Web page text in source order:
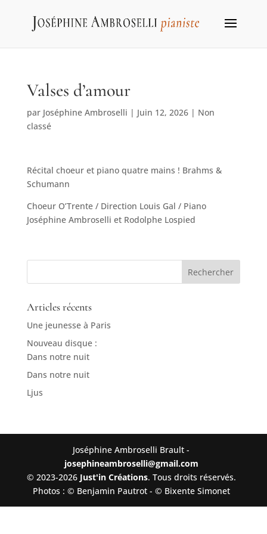
Valses d’amour
par Joséphine Ambroselli | Juin 12, 2026| Non
classé
Récital choeur et piano quatre mains ! Brahms &
Schumann
Choeur O’Trente / Direction Louis Gal / Piano
Joséphine Ambroselli et Rodolphe Lospied
Articles récents
Une jeunesse à Paris
Nouveau disque :
Dans notre nuit
Dans notre nuit
Ljus
Joséphine Ambroselli Brault -
josephineambroselli@gmail.com
© 2023-2026 Just'in Créations. Tous droits réservés.
Photos : © Benjamin Pautrot - © Bixente Simonet